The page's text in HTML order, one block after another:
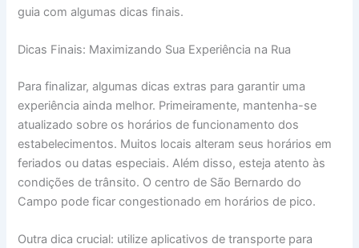
guia com algumas dicas finais.
Dicas Finais: Maximizando Sua Experiência na Rua
Para finalizar, algumas dicas extras para garantir uma
experiência ainda melhor. Primeiramente, mantenha-se
atualizado sobre os horários de funcionamento dos
estabelecimentos. Muitos locais alteram seus horários em
feriados ou datas especiais. Além disso, esteja atento às
condições de trânsito. O centro de São Bernardo do
Campo pode ficar congestionado em horários de pico.
Outra dica crucial: utilize aplicativos de transporte para